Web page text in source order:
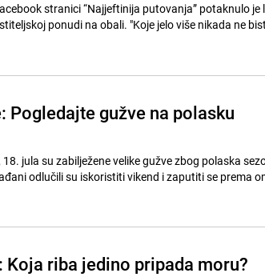
stranici “Najjeftinija putovanja” potaknulo je
ponudi na obali. "Koje jelo više nikada ne
gužve na polasku
jula su zabilježene velike gužve zbog polaska
odlučili su iskoristiti vikend i zaputiti se prema
riba jedino pripada moru?